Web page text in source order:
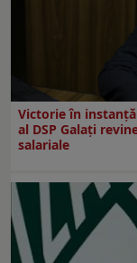
Victorie în
al DSP Galați
salariale